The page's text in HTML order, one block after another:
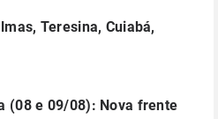
Teresina, Cuiabá,
(08 e 09/08): Nova frente